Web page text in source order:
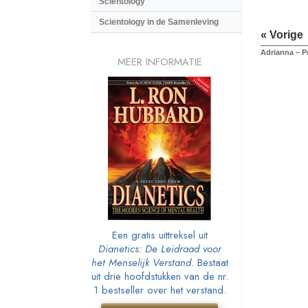
« Vorige
Adrianna –
Scientology in de Samenleving
MEER INFORMATIE
Een gratis uittreksel uit
Dianetics: De Leidraad voor
het Menselijk Verstand. Bestaat
uit drie hoofdstukken van de nr.
1 bestseller over het verstand.